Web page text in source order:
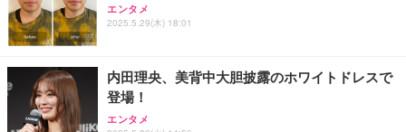
エンタメ
2025.5.29(木) 18:01
内田理央、美背中大胆披露のホワイトドレスで
登場！
エンタメ